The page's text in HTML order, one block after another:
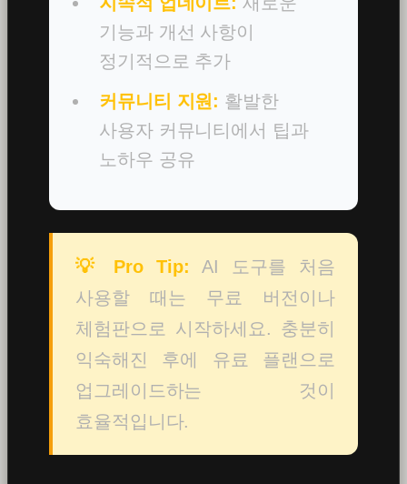
기능과 개선 사항이
정기적으로 추가
커뮤니티 지원: 활발한
사용자 커뮤니티에서 팁과
노하우 공유
💡 Pro Tip: AI 도구를 처음
사용할 때는 무료 버전이나
체험판으로 시작하세요. 충분히
익숙해진 후에 유료 플랜으로
업그레이드하는 것이
효율적입니다.